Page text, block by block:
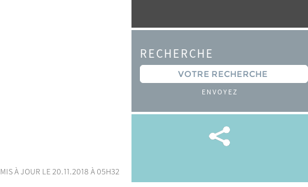
mis à jour le 20.11.2018 à 05h32
RECHERCHE
ENVOYEZ